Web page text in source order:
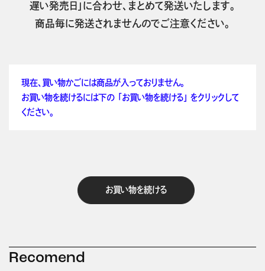
遅い発売日」に合わせ、まとめて発送いたします。
商品毎に発送されませんのでご注意ください。
現在、買い物かごには商品が入っておりません。
お買い物を続けるには下の 「お買い物を続ける」 をクリックして
ください。
お買い物を続ける
Recomend